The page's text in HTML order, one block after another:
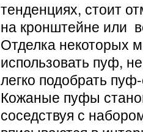
тенденциях, стоит
на кронштейне или
Отделка некоторых
использовать пуф,
легко подобрать
Кожаные пуфы
соседствуя с